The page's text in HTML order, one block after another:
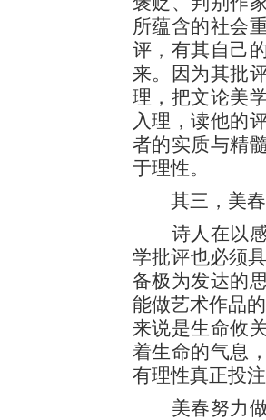
所蕴含的社会
评，有其自己
来。因为其批
理，把文论美
入理，读他的
者的实质与精
于理性。
其三，美春
诗人在以感
学批评也必须
备极为发达的
能做艺术作品
来说是生命攸
着生命的气息
有理性真正投
美春努力做